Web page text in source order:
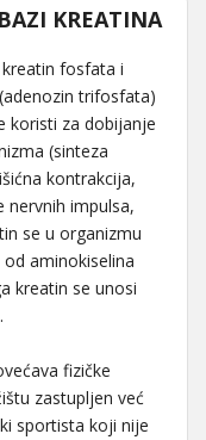
KREATINA
fosfata i
trifosfata)
koristi za dobijanje
(sinteza
kontrakcija,
impulsa,
se u organizmu
aminokiselina
kreatin se unosi
fizičke
zastupljen već
sportista koji nije